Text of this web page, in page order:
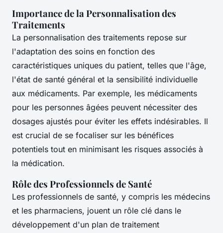
Importance de la Personnalisation des
Traitements
La personnalisation des traitements repose sur
l'adaptation des soins en fonction des
caractéristiques uniques du patient, telles que l'âge,
l'état de santé général et la sensibilité individuelle
aux médicaments. Par exemple, les médicaments
pour les personnes âgées peuvent nécessiter des
dosages ajustés pour éviter les effets indésirables. Il
est crucial de se focaliser sur les bénéfices
potentiels tout en minimisant les risques associés à
la médication.
Rôle des Professionnels de Santé
Les professionnels de santé, y compris les médecins
et les pharmaciens, jouent un rôle clé dans le
développement d'un plan de traitement